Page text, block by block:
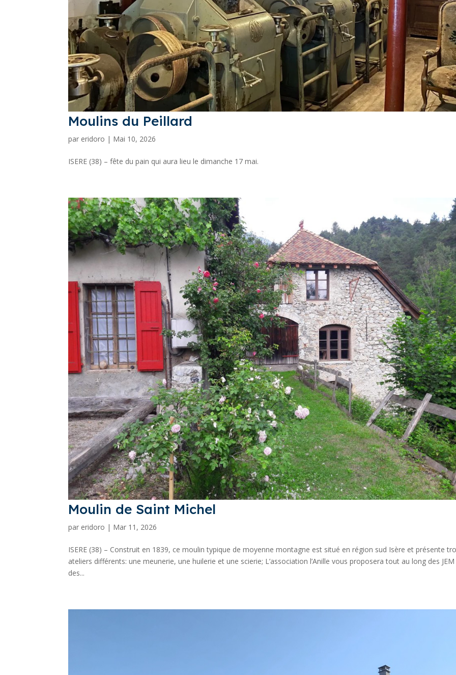
Moulins du Peillard
par eridoro | Mai 10, 2026
ISERE (38) – fête du pain qui aura lieu le dimanche 17 mai.
Moulin de Saint Michel
par eridoro | Mar 11, 2026
ISERE (38) – Construit en 1839, ce moulin typique de moyenne montagne est situé en région sud Isère et présente
ateliers différents: une meunerie, une huilerie et une scierie; L’association l’Anille vous proposera tout au long des JEM
des...